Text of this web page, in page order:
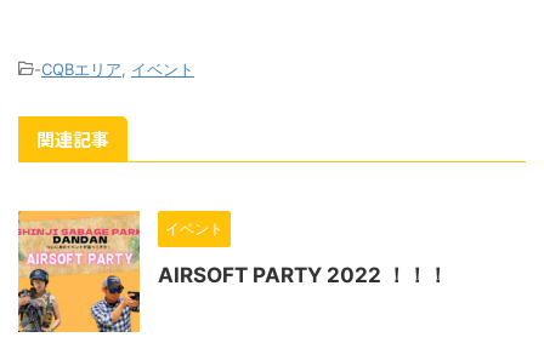
-CQBエリア イベント
関連記事
イベント
AIRSOFT PARTY 2022 ！！！